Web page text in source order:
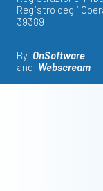
Registro degli
39389
By OnSoftware
and Webscream